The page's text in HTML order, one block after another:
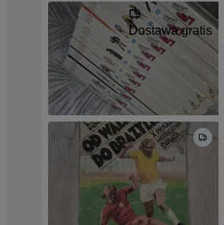
Dostawa gratis